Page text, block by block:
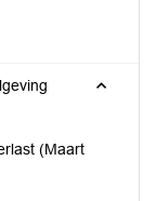
(Maart